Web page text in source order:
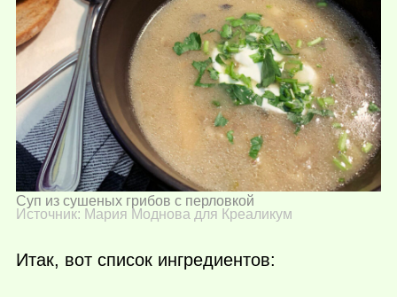
Суп из сушеных грибов с перловкой
Источник: Мария Моднова для Креаликум
Итак, вот список ингредиентов: